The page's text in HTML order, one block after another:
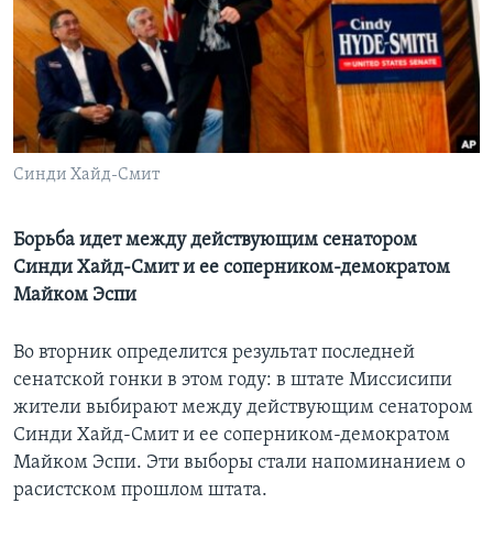
Learning English
СОЦИАЛЬНЫЕ СЕТИ
Синди Хайд-Смит
Борьба идет между действующим сенатором
Синди Хайд-Смит и ее соперником-демократом
Майком Эспи
Во вторник определится результат последней
сенатской гонки в этом году: в штате Миссисипи
жители выбирают между действующим сенатором
Синди Хайд-Смит и ее соперником-демократом
Майком Эспи. Эти выборы стали напоминанием о
расистском прошлом штата.